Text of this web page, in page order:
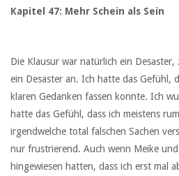
Kapitel 47: Mehr Schein als Sein
Die Klausur war natürlich ein
ein Desaster an. Ich hatte das Gefühl,
klaren Gedanken fassen konnte. Ich
hatte das Gefühl, dass ich meistens
irgendwelche total falschen Sachen
nur frustrierend. Auch wenn Meike
hingewiesen hatten, dass ich erst mal